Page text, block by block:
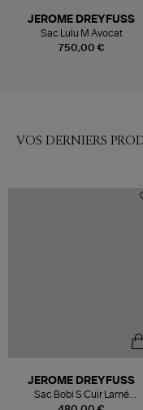
750,00 €
JEROME DREYFUSS
Sac Lulu M Avocat
VOS DERNIERS
JEROME DREYFUSS
Sac Bobi S Cuir Lamé
Champagne